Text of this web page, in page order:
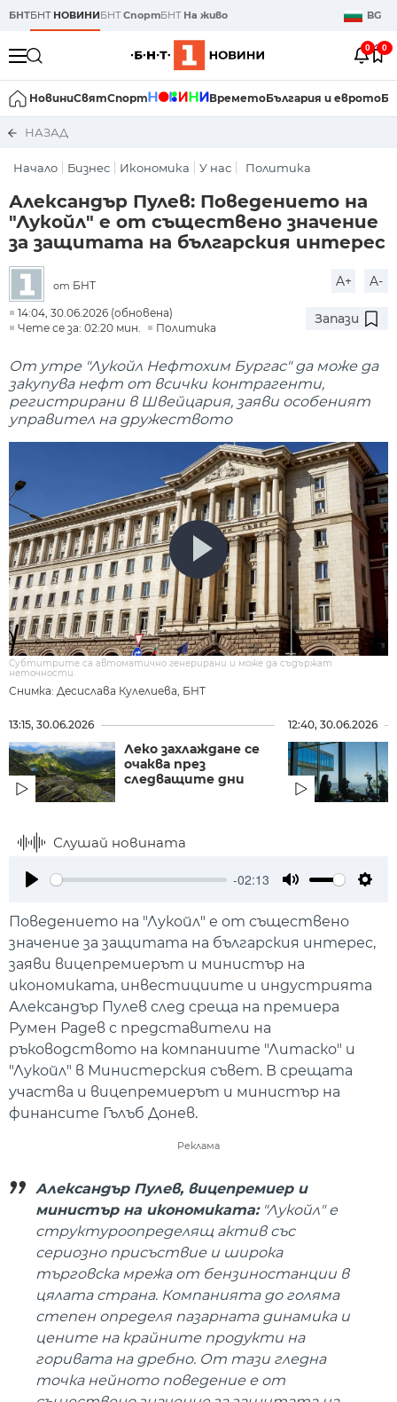
БНТБНТ НОВИНИБНТСпортБНТ На живо BG
0 0
НовиниСвятСпорт ВреметоБългария и еврото
НАЗАД
Начало Бизнес Икономика У нас Политика
Александър Пулев: Поведението на
"Лукойл" е от съществено значение
за защитата на българския интерес
от БНТ A+ A-
14:04, 30.06.2026 (обновена)
Чете се за: 02:20 мин.
Политика
Запази
От утре "Лукойл Нефтохим Бургас" да може да
закупува нефт от всички контрагенти,
регистрирани в Швейцария, заяви особеният
управител на дружеството
Снимка: Десислава Кулелиева, БНТ
Субтитрите са автоматично генерирани и може да съдържат
неточности.
13:15, 30.06.2026
Леко захлаждане се
очаква през
следващите дни
12:40, 30.06.2026
Слушай новината
-02:13
Поведението на "Лукойл" е от съществено
значение за защитата на българския интерес,
заяви вицепремиерът и министър на
икономиката, инвестициите и индустрията
Александър Пулев след среща на премиера
Румен Радев с представители на
ръководството на компаниите "Литаско" и
"Лукойл" в Министерския съвет. В срещата
участва и вицепремиерът и министър на
финансите Гълъб Донев.
Реклама
Александър Пулев, вицепремиер и
министър на икономиката:"Лукойл" е
структуроопределящ актив със
сериозно присъствие и широка
търговска мрежа от бензиностанции в
цялата страна. Компанията до голяма
степен определя пазарната динамика и
цените на крайните продукти на
горивата на дребно. От тази гледна
точка нейното поведение е от